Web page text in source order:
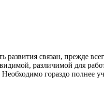
развития связан, прежде
различимой для
гораздо полнее